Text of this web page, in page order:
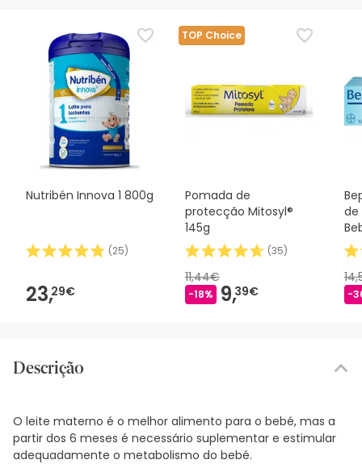
Nutribén Innova 1 800g
(25)
23,29€
TOP Choice
Pomada de
protecção Mitosyl®
145g
(35)
11,44€
-18% 9,39€
de
-
Descrição
O leite materno é o melhor alimento para o bebé, mas a
partir dos 6 meses é necessário suplementar e estimular
adequadamente o metabolismo do bebé.